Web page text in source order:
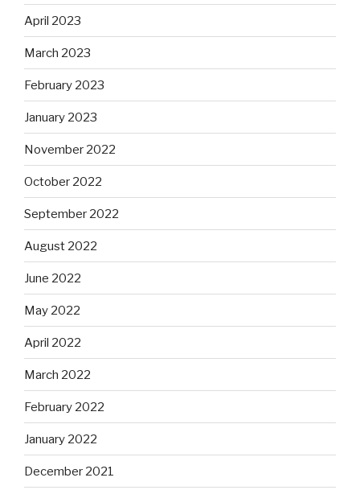
April 2023
March 2023
February 2023
January 2023
November 2022
October 2022
September 2022
August 2022
June 2022
May 2022
April 2022
March 2022
February 2022
January 2022
December 2021